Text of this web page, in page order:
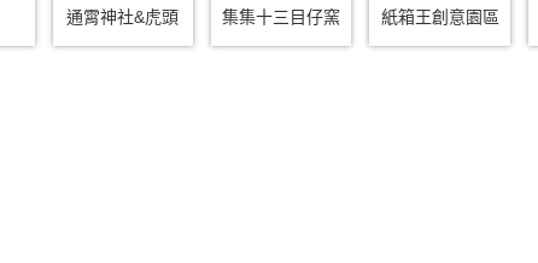
通霄神社&虎頭 集集十三目仔窯 紙箱王創意園區